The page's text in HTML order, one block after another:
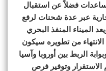
فضلاً عن استقبال
عبر عدة شحنات لرفع
الميناء المنفذ البحري
من تطويره سيكون
الربط بين أوروبا وآسيا
وتوفير فرص